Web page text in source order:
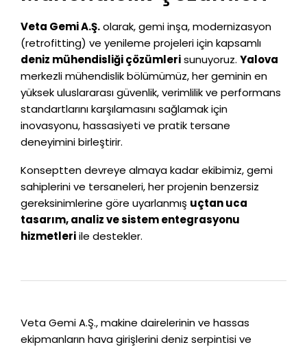
Veta Gemi A.Ş.olarak, gemi inşa, modernizasyon
(retrofitting) ve yenileme projeleri için kapsamlı
deniz mühendisliği çözümlerisunuyoruz. Yalova
merkezli mühendislik bölümümüz, her geminin en
yüksek uluslararası güvenlik, verimlilik ve performans
standartlarını karşılamasını sağlamak için
inovasyonu, hassasiyeti ve pratik tersane
deneyimini birleştirir.
Konseptten devreye almaya kadar ekibimiz, gemi
sahiplerini ve tersaneleri, her projenin benzersiz
gereksinimlerine göre uyarlanmış uçtan uca
tasarım, analiz ve sistem entegrasyonu
hizmetleriile destekler.
Veta Gemi A.Ş., makine dairelerinin ve hassas
ekipmanların hava girişlerini deniz serpintisi ve